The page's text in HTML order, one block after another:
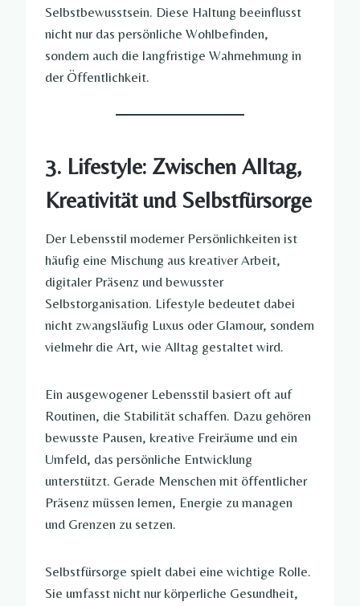
Selbstbewusstsein. Diese Haltung beeinflusst
nicht nur das persönliche Wohlbefinden,
sondern auch die langfristige Wahrnehmung in
der Öffentlichkeit.
3. Lifestyle: Zwischen Alltag,
Kreativität und Selbstfürsorge
Der Lebensstil moderner Persönlichkeiten ist
häufig eine Mischung aus kreativer Arbeit,
digitaler Präsenz und bewusster
Selbstorganisation. Lifestyle bedeutet dabei
nicht zwangsläufig Luxus oder Glamour, sondern
vielmehr die Art, wie Alltag gestaltet wird.
Ein ausgewogener Lebensstil basiert oft auf
Routinen, die Stabilität schaffen. Dazu gehören
bewusste Pausen, kreative Freiräume und ein
Umfeld, das persönliche Entwicklung
unterstützt. Gerade Menschen mit öffentlicher
Präsenz müssen lernen, Energie zu managen
und Grenzen zu setzen.
Selbstfürsorge spielt dabei eine wichtige Rolle.
Sie umfasst nicht nur körperliche Gesundheit,